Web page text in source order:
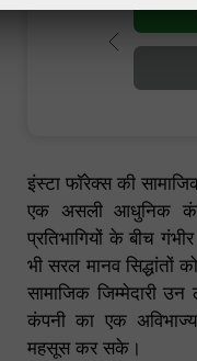
इंस्टा फॉरेक्स की
एक असली आधुनिक
प्रतिभागियों के बीच
भी सरल मानव सिद्धांतों
सामाजिक जिम्मेदारी
कंपनी का एक
महसूस कर सके।